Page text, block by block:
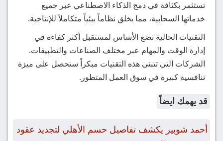
تستثمر بكثافة في دمج الذكاء الاصطناعي عبر جميع
خدماتها السحابية، مما يخلق نظاماً بيئياً متكاملاً للإنتاجية.
التقنيات الحالية تضع الأساس لمستقبل أكثر كفاءة في
إدارة الوقت والمهام عبر مختلف الصناعات والتطبيقات.
الشركات التي تتبنى هذه التقنيات مبكراً ستحصل على ميزة
تنافسية كبيرة في سوق العمل المتطور.
قد يهمك ايضاً
أحمد شوبير يكشف تفاصيل حسم الأهلي لتجديد عقود